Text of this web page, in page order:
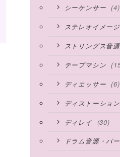
シーケンサー (4)
ステレオイメー
ストリングス音源
テープマシン
ディエッサー (6)
ディストーション
ディレイ (30)
ドラム音源・パ